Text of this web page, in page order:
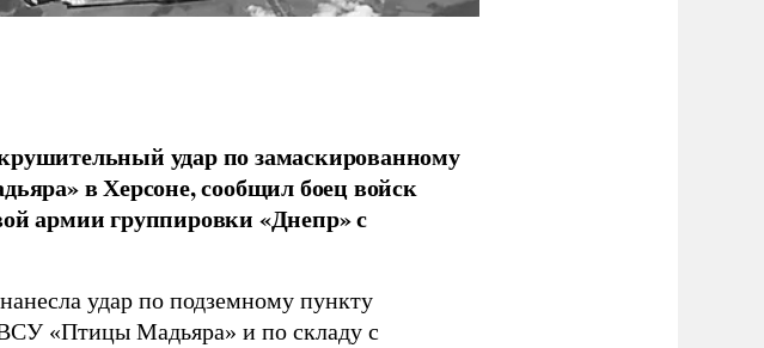
удар по замаскированному
в Херсоне, сообщил боец войск
армии группировки «Днепр» с
удар по подземному пункту
«Птицы Мадьяра» и по складу с